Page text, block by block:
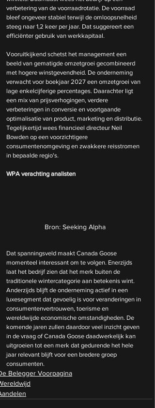
verbetering van de voorraadrotatie. De voorraad
bleef ongeveer stabiel terwijl de omloopsnelheid
steeg naar 1,2 keer per jaar. Dat suggereert een
efficiënter gebruik van werkkapitaal.
Vooruitkijkend schetst het management een
beeld van gematigde omzetgroei gecombineerd
met hogere winstgevendheid. De onderneming
verwacht voor boekjaar 2027 een omzetgroei van
lage enkelcijferige percentages. Daarachter ligt
een mix van prijsverhogingen, verdere
verbeteringen in conversie en voortgaande
optimalisatie van product, marketing en distributie.
Tegelijkertijd wees financieel directeur Neil
Bowden op een voorzichtigere
consumentenomgeving en zwakkere reisstromen
in bepaalde regio's.
WPA verachting analisten
Bron: Seeking Alpha
Dat spanningsveld maakt Canada Goose
momenteel interessant om te volgen. Enerzijds
laat het bedrijf zien dat het merk buiten de
traditionele wintercategorie aan betekenis wint.
Anderzijds blijft de onderneming actief in een
luxesegment dat gevoelig is voor veranderingen in
consumentenvertrouwen, toerisme en
wereldwijde economische omstandigheden. De
komende jaren zullen daardoor veel inzicht geven
in de vraag of Canada Goose daadwerkelijk kan
uitgroeien tot een merk dat gedurende het hele
jaar relevant blijft voor een bredere groep
consumenten.
Belegger Voorpagina